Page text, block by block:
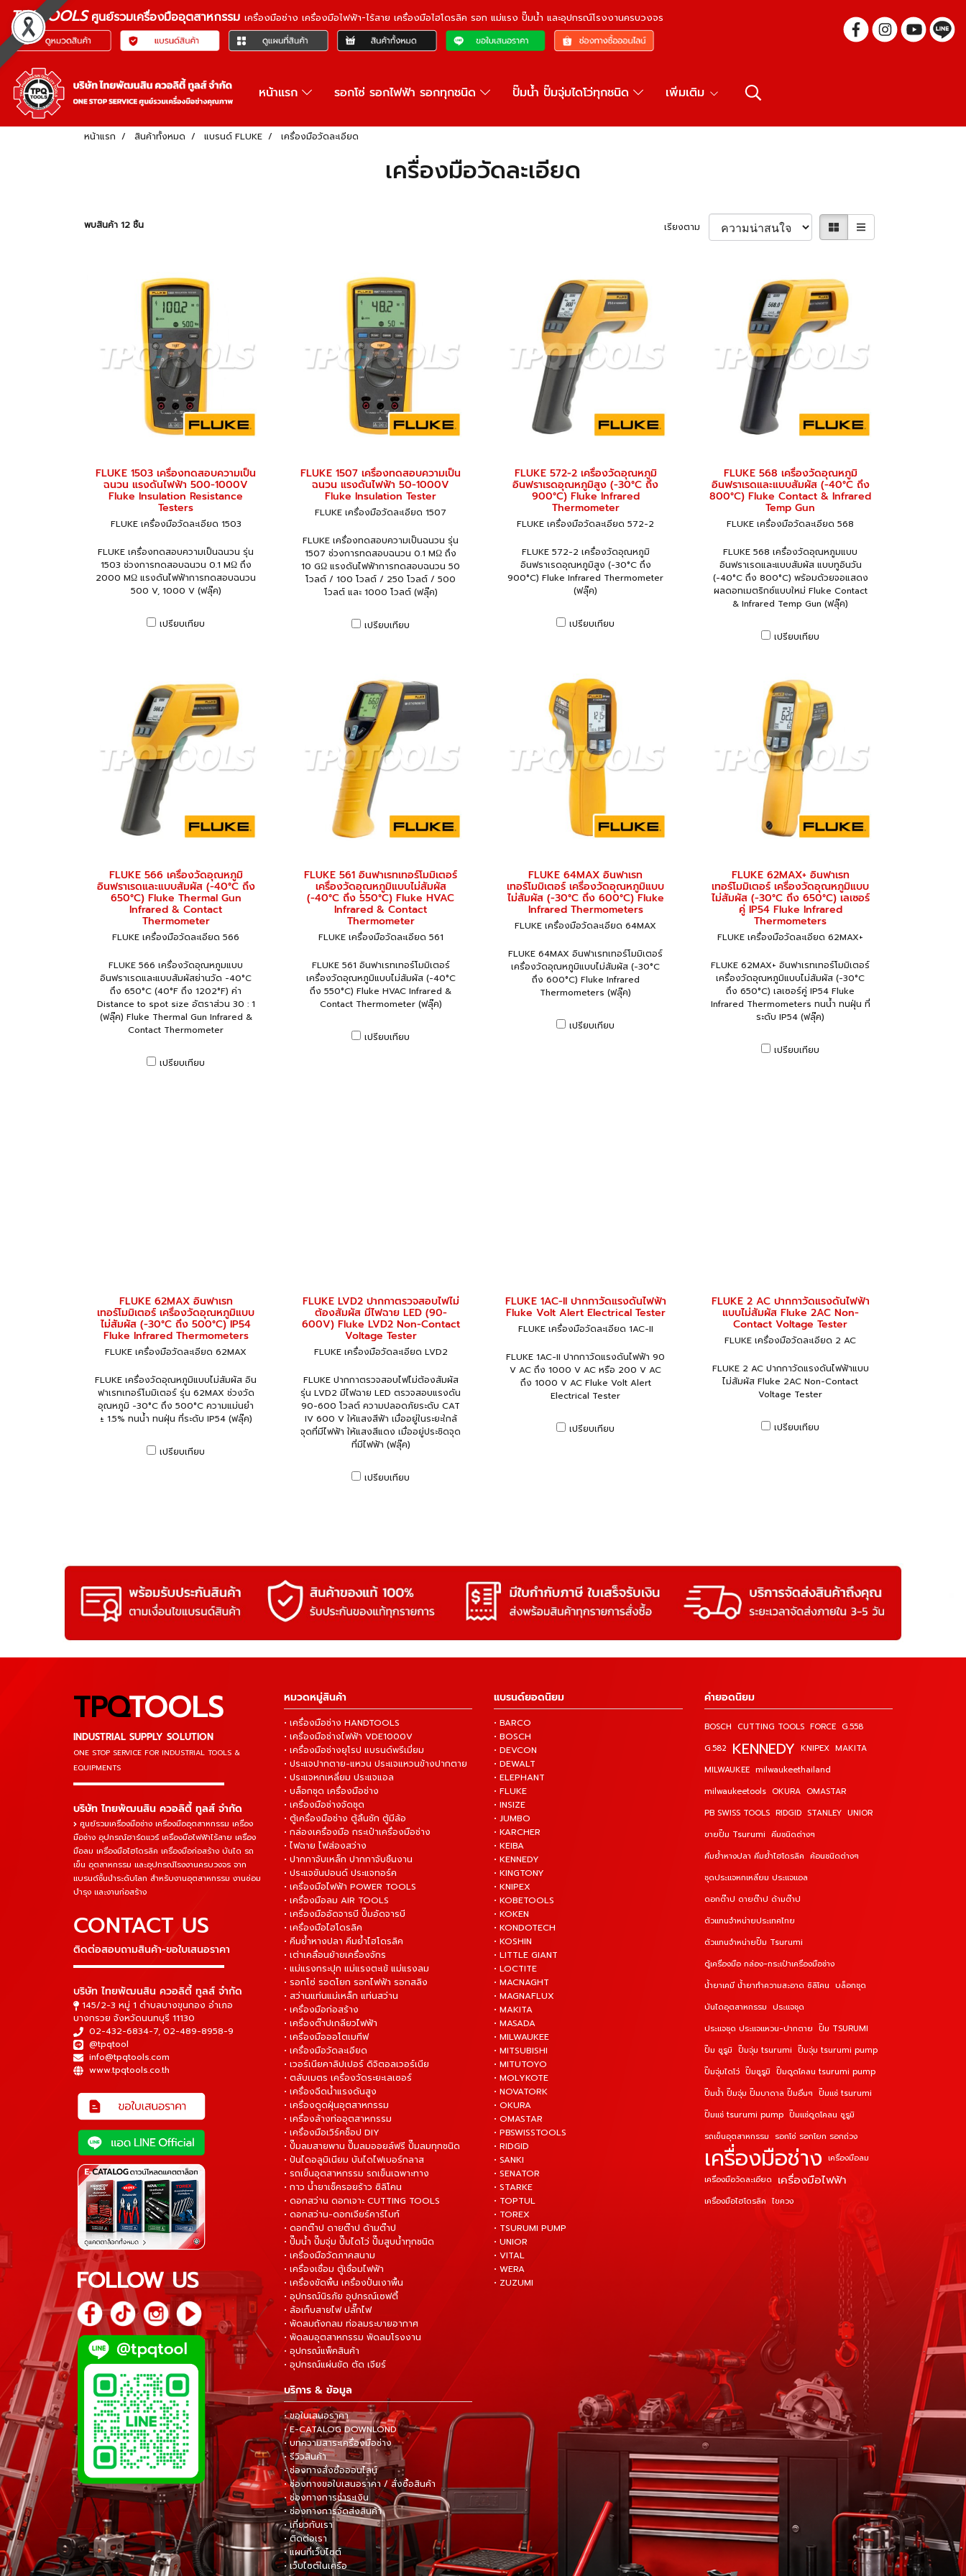
TPQTOOLSศูนย์รวมเครื่องมืออุตสาหกรรม เครื่องมือช่าง เครื่องมือไฟฟ้า-ไร้สาย เครื่องมือไฮโดรลิค รอก แม่แรง ปั๊มน้ำ และอุปกรณ์โรงงานครบวงจร
หน้าแรก รอกโซ่ รอกไฟฟ้า รอกทุกชนิด ปั๊มน้ำ ปั๊มจุ่มไดโว่ทุกชนิด เพิ่มเติม
หน้าแรก สินค้าทั้งหมด แบรนด์ FLUKE เครื่องมือวัดละเอียด
เครื่องมือวัดละเอียด
พบสินค้า 12 ชิ้น เรียงตาม
FLUKE 1503 เครื่องทดสอบความเป็น
ฉนวน แรงดันไฟฟ้า 500-1000V
Fluke Insulation Resistance
Testers
FLUKE เครื่องมือวัดละเอียด 1503
FLUKE เครื่องทดสอบความเป็นฉนวน รุ่น
1503 ช่วงการทดสอบฉนวน 0.1 MΩ ถึง
2000 MΩ แรงดันไฟฟ้าการทดสอบฉนวน
500 V, 1000 V (ฟลุ๊ค)
เปรียบเทียบ
FLUKE 1507 เครื่องทดสอบความเป็น
ฉนวน แรงดันไฟฟ้า 50-1000V
Fluke Insulation Tester
FLUKE เครื่องมือวัดละเอียด 1507
FLUKE เครื่องทดสอบความเป็นฉนวน รุ่น
1507 ช่วงการทดสอบฉนวน 0.1 MΩ ถึง
10 GΩ แรงดันไฟฟ้าการทดสอบฉนวน 50
โวลต์ / 100 โวลต์ / 250 โวลต์ / 500
โวลต์ และ 1000 โวลต์ (ฟลุ๊ค)
เปรียบเทียบ
FLUKE 572-2 เครื่องวัดอุณหภูมิ
อินฟราเรดอุณหภูมิสูง (-30°C ถึง
900°C) Fluke Infrared
Thermometer
FLUKE เครื่องมือวัดละเอียด 572-2
FLUKE 572-2 เครื่องวัดอุณหภูมิ
อินฟราเรดอุณหภูมิสูง (-30°C ถึง
900°C) Fluke Infrared Thermometer
(ฟลุ๊ค)
เปรียบเทียบ
FLUKE 568 เครื่องวัดอุณหภูมิ
อินฟราเรดและแบบสัมผัส (-40°C ถึง
800°C) Fluke Contact & Infrared
Temp Gun
FLUKE เครื่องมือวัดละเอียด 568
FLUKE 568 เครื่องวัดอุณหภูมแบบ
อินฟราเรดและแบบสัมผัส แบบทูอินวัน
(-40°C ถึง 800°C) พร้อมด้วยจอแสดง
ผลดอทเมตริกซ์แบบใหม่ Fluke Contact
& Infrared Temp Gun (ฟลุ๊ค)
เปรียบเทียบ
FLUKE 566 เครื่องวัดอุณหภูมิ
อินฟราเรดและแบบสัมผัส (-40°C ถึง
650°C) Fluke Thermal Gun
Infrared & Contact
Thermometer
FLUKE เครื่องมือวัดละเอียด 566
FLUKE 566 เครื่องวัดอุณหภูมแบบ
อินฟราเรดและแบบสัมผัสย่านวัด -40°C
ถึง 650°C (40°F ถึง 1202°F) ค่า
Distance to spot size อัตราส่วน 30 : 1
(ฟลุ๊ค) Fluke Thermal Gun Infrared &
Contact Thermometer
เปรียบเทียบ
FLUKE 561 อินฟาเรทเทอร์โมมิเตอร์
เครื่องวัดอุณหภูมิแบบไม่สัมผัส
(-40°C ถึง 550°C) Fluke HVAC
Infrared & Contact
Thermometer
FLUKE เครื่องมือวัดละเอียด 561
FLUKE 561 อินฟาเรทเทอร์โมมิเตอร์
เครื่องวัดอุณหภูมิแบบไม่สัมผัส (-40°C
ถึง 550°C) Fluke HVAC Infrared &
Contact Thermometer (ฟลุ๊ค)
เปรียบเทียบ
FLUKE 64MAX อินฟาเรท
เทอร์โมมิเตอร์ เครื่องวัดอุณหภูมิแบบ
ไม่สัมผัส (-30°C ถึง 600°C) Fluke
Infrared Thermometers
FLUKE เครื่องมือวัดละเอียด 64MAX
FLUKE 64MAX อินฟาเรทเทอร์โมมิเตอร์
เครื่องวัดอุณหภูมิแบบไม่สัมผัส (-30°C
ถึง 600°C) Fluke Infrared
Thermometers (ฟลุ๊ค)
เปรียบเทียบ
FLUKE 62MAX+ อินฟาเรท
เทอร์โมมิเตอร์ เครื่องวัดอุณหภูมิแบบ
ไม่สัมผัส (-30°C ถึง 650°C) เลเซอร์
คู่ IP54 Fluke Infrared
Thermometers
FLUKE เครื่องมือวัดละเอียด 62MAX+
FLUKE 62MAX+ อินฟาเรทเทอร์โมมิเตอร์
เครื่องวัดอุณหภูมิแบบไม่สัมผัส (-30°C
ถึง 650°C) เลเซอร์คู่ IP54 Fluke
Infrared Thermometers ทนน้ำ ทนฝุ่น ที่
ระดับ IP54 (ฟลุ๊ค)
เปรียบเทียบ
FLUKE 62MAX อินฟาเรท
เทอร์โมมิเตอร์ เครื่องวัดอุณหภูมิแบบ
ไม่สัมผัส (-30°C ถึง 500°C) IP54
Fluke Infrared Thermometers
FLUKE เครื่องมือวัดละเอียด 62MAX
FLUKE เครื่องวัดอุณหภูมิแบบไม่สัมผัส อิน
ฟาเรทเทอร์โมมิเตอร์ รุ่น 62MAX ช่วงวัด
อุณหภูมิ -30°C ถึง 500°C ความแม่นยำ
± 1.5% ทนน้ำ ทนฝุ่น ที่ระดับ IP54 (ฟลุ๊ค)
เปรียบเทียบ
FLUKE LVD2 ปากกาตรวจสอบไฟไม่
ต้องสัมผัส มีไฟฉาย LED (90-
600V) Fluke LVD2 Non-Contact
Voltage Tester
FLUKE เครื่องมือวัดละเอียด LVD2
FLUKE ปากกาตรวจสอบไฟไม่ต้องสัมผัส
รุ่น LVD2 มีไฟฉาย LED ตรวจสอบแรงดัน
90-600 โวลต์ ความปลอดภัยระดับ CAT
IV 600 V ให้แสงสีฟ้า เมื่ออยู่ในระยะใกล้
จุดที่มีไฟฟ้า ให้แสงสีแดง เมื่ออยู่ประชิดจุด
ที่มีไฟฟ้า (ฟลุ๊ค)
เปรียบเทียบ
FLUKE 1AC-II ปากกาวัดแรงดันไฟฟ้า
Fluke Volt Alert Electrical Tester
FLUKE เครื่องมือวัดละเอียด 1AC-II
FLUKE 1AC-II ปากกาวัดแรงดันไฟฟ้า 90
V AC ถึง 1000 V AC หรือ 200 V AC
ถึง 1000 V AC Fluke Volt Alert
Electrical Tester
เปรียบเทียบ
FLUKE 2 AC ปากกาวัดแรงดันไฟฟ้า
แบบไม่สัมผัส Fluke 2AC Non-
Contact Voltage Tester
FLUKE เครื่องมือวัดละเอียด 2 AC
FLUKE 2 AC ปากกาวัดแรงดันไฟฟ้าแบบ
ไม่สัมผัส Fluke 2AC Non-Contact
Voltage Tester
เปรียบเทียบ
TPQTOOLS
INDUSTRIAL SUPPLY SOLUTION
ONE STOP SERVICE FOR INDUSTRIAL TOOLS &
EQUIPMENTS
▬▬▬▬▬▬▬▬▬▬▬▬▬▬▬
บริษัท ไทยพัฒนสิน ควอลิตี้ ทูลส์ จำกัด
ศูนย์รวมเครื่องมือช่าง เครื่องมืออุตสาหกรรม เครื่อง
มือช่าง อุปกรณ์ฮาร์ดแวร์ เครื่องมือไฟฟ้าไร้สาย เครื่อง
มือลม เครื่องมือไฮโดรลิค เครื่องมือก่อสร้าง บันได รถ
เข็น อุตสาหกรรม และอุปกรณ์โรงงานครบวงจร จาก
แบรนด์ชั้นนำระดับโลก สำหรับงานอุตสาหกรรม งานซ่อม
บำรุง และงานก่อสร้าง
CONTACT US
ติดต่อสอบถามสินค้า-ขอใบเสนอราคา
▬▬▬▬▬▬▬▬▬▬▬▬▬▬▬
บริษัท ไทยพัฒนสิน ควอลิตี้ ทูลส์ จำกัด
145/2-3 หมู่ 1 ตำบลบางขุนกอง อำเภอ
บางกรวย จังหวัดนนทบุรี 11130
02-432-6834-7, 02-489-8958-9
@tpqtool
info@tpqtools.com
www.tpqtools.co.th
FOLLOW US
หมวดหมู่สินค้า
• เครื่องมือช่าง HANDTOOLS
• เครื่องมือช่างไฟฟ้า VDE1000V
• เครื่องมือช่างยุโรป แบรนด์พรีเมี่ยม
• ประแจปากตาย-แหวน ประแจแหวนข้างปากตาย
• ประแจหกเหลี่ยม ประแจแอล
• บล็อกชุด เครื่องมือช่าง
• เครื่องมือช่างจัดชุด
• ตู้เครื่องมือช่าง ตู้ลิ้นชัก ตู้มีล้อ
• กล่องเครื่องมือ กระเป๋าเครื่องมือช่าง
• ไฟฉาย ไฟส่องสว่าง
• ปากกาจับเหล็ก ปากกาจับชิ้นงาน
• ประแจขันปอนด์ ประแจทอร์ค
• เครื่องมือไฟฟ้า POWER TOOLS
• เครื่องมือลม AIR TOOLS
• เครื่องมืออัดจารบี ปั๊มอัดจารบี
• เครื่องมือไฮโดรลิค
• คีมย้ำหางปลา คีมย้ำไฮโดรลิค
• เต่าเคลื่อนย้ายเครื่องจักร
• แม่แรงกระปุก แม่แรงตะเข้ แม่แรงลม
• รอกโซ่ รอดโยก รอกไฟฟ้า รอกสลิง
• สว่านแท่นแม่เหล็ก แท่นสว่าน
• เครื่องมือก่อสร้าง
• เครื่องต๊าปเกลียวไฟฟ้า
• เครื่องมือออโตเมทีฟ
• เครื่องมือวัดละเอียด
• เวอร์เนียคาลิปเปอร์ ดิจิตอลเวอร์เนีย
• ตลับเมตร เครื่องวัดระยะเลเซอร์
• เครื่องฉีดน้ำแรงดันสูง
• เครื่องดูดฝุ่นอุตสาหกรรม
• เครื่องล้างท่ออุตสาหกรรม
• เครื่องมือเวิร์คช็อป DIY
• ปั๊มลมสายพาน ปั๊มลมออยล์ฟรี ปั๊มลมทุกชนิด
• ปันไดอลูมิเนียม บันไดไฟเบอร์กลาส
• รถเข็นอุตสาหกรรม รถเข็นเฉพาะทาง
• กาว น้ำยาเช็ครอยร้าว ซิลิโคน
• ดอกสว่าน ดอกเจาะ CUTTING TOOLS
• ดอกสว่าน-ดอกเจียร์คาร์ไบท์
• ดอกต๊าป ดายต๊าป ด้ามต๊าป
• ปั๊มน้ำ ปั๊มจุ่ม ปั๊มไดโว่ ปั๊มสูบน้ำทุกชนิด
• เครื่องมือวัดภาคสนาม
• เครื่องเชื่อม ตู้เชื่อมไฟฟ้า
• เครื่องขัดพื้น เครื่องปั่นเงาพื้น
• อุปกรณ์นิรภัย อุปกรณ์เซฟตี้
• ล้อเก็บสายไฟ ปลั๊กไฟ
• พัดลมถังกลม ท่อลมระบายอากาศ
• พัดลมอุตสาหกรรม พัดลมโรงงาน
• อุปกรณ์แพ็คสินค้า
• อุปกรณ์แผ่นขัด ตัด เจียร์
แบรนด์ยอดนิยม
• BARCO
• BOSCH
• DEVCON
• DEWALT
• ELEPHANT
• FLUKE
• INSIZE
• JUMBO
• KARCHER
• KEIBA
• KENNEDY
• KINGTONY
• KNIPEX
• KOBETOOLS
• KOKEN
• KONDOTECH
• KOSHIN
• LITTLE GIANT
• LOCTITE
• MACNAGHT
• MAGNAFLUX
• MAKITA
• MASADA
• MILWAUKEE
• MITSUBISHI
• MITUTOYO
• MOLYKOTE
• NOVATORK
• OKURA
• OMASTAR
• PBSWISSTOOLS
• RIDGID
• SANKI
• SENATOR
• STARKE
• TOPTUL
• TOREX
• TSURUMI PUMP
• UNIOR
• VITAL
• WERA
• ZUZUMI
บริการ & ข้อมูล
• ขอใบเสนอราคา
• E-CATALOG DOWNLOND
• บทความสาระเครื่องมือช่าง
• รีวิวสินค้า
• ช่องทางสั่งซื้อออนไลน์
• ช่องทางขอใบเสนอราคา / สั่งซื้อสินค้า
• ช่องทางการชำระเงิน
• ช่องทางการจัดส่งสินค้า
• เกี่ยวกับเรา
• ติดต่อเรา
• แผนที่เว็บไซต์
• เว็บไซต์ในเครือ
คำยอดนิยม
BOSCH CUTTING TOOLS FORCE G.558
G.582 KENNEDY KNIPEX MAKITA
MILWAUKEE milwaukeethailand
milwaukeetools OKURA OMASTAR
PB SWISS TOOLS RIDGID STANLEY UNIOR
ขายปั๊ม Tsurumi คีมชนิดต่างๆ
คีมย้ำหางปลา คีมย้ำไฮโดรลิค ค้อนชนิดต่างๆ
ชุดประแจหกเหลี่ยม ประแจแอล
ดอกต๊าป ดายต๊าป ด้ามต๊าป
ตัวแทนจำหน่ายประเทศไทย
ตัวแทนจำหน่ายปั๊ม Tsurumi
ตู้เครื่องมือ กล่อง-กระเป๋าเครื่องมือช่าง
น้ำยาเคมี น้ำยาทำความสะอาด ซิลิโคน บล็อกชุด
บันไดอุตสาหกรรม ประแจชุด
ประแจชุด ประแจแหวน-ปากตาย ปั๊ม TSURUMI
ปั๊ม ซูรูมิ ปั๊มจุ่ม tsurumi ปั๊มจุ่ม tsurumi pump
ปั๊มจุ่มไดโว่ ปั๊มซูรูมิ ปั๊มดูดโคลน tsurumi pump
ปั๊มน้ำ ปั๊มจุ่ม ปั๊มบาดาล ปั๊มอื่นๆ ปั๊มแช่ tsurumi
ปั๊มแช่ tsurumi pump ปั๊มแช่ดูดโคลน ซูรูมิ
รถเข็นอุตสาหกรรม รอกโซ่ รอกโยก รอกถ่วง
เครื่องมือช่าง เครื่องมือลม
เครื่องมือวัดละเอียด เครื่องมือไฟฟ้า
เครื่องมือไฮโดรลิค ไขควง